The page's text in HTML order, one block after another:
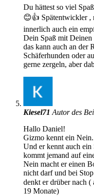
Du hättest so viel
😊👍 Spätentwickler ,
innerlich auch ein
Dein Spaß mit
das kann auch an der
Schäferhunden oder
gerne zergeln, aber
Kiesel71 Autor des
Hallo Daniel!
Gizmo kennt ein Nein.
Und er kennt auch
kommt jemand auf
Nein macht er einen
nicht darf und bei
denkt er drüber nach
19 Monate)